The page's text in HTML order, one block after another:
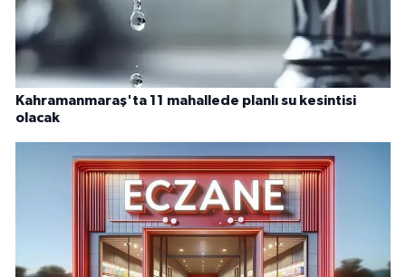
Kahramanmaraş'ta 11 mahallede planlı su kesintisi
olacak